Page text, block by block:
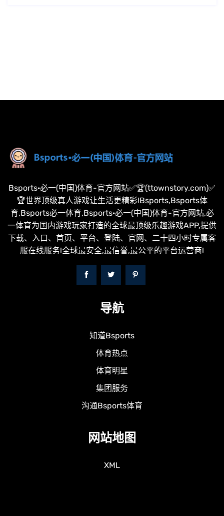
Bsports·必一(中国)体育-官方网站✅🏆(ttownstory.com)✅
🏆世界顶级真人游戏让生活更精彩!Bsports,Bsports体
育,Bsports必一体育,Bsports·必一(中国)体育-官方网站,必
一体育为国内游戏玩家打造的全球最顶级乐趣游戏APP,提供
下载、入口、首页、平台、登陆、官网、二十四小时专属客
服在线服务!全球最安全,最信誉,最公平的平台运营商!
导航
知道Bsports
体育热点
体育明星
集团服务
沟通Bsports体育
网站地图
XML